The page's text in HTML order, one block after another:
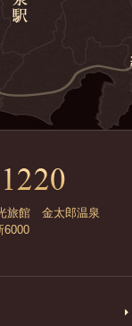
旅館 金太郎温泉
6000